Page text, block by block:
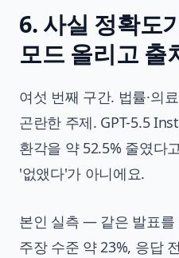
6. 사실 정확도
모드 올리고 출
여섯 번째 구간. 법률·의
곤란한 주제. GPT-5.5
환각을 약 52.5% 줄였다
'없앴다'가 아니에요.
본인 실측 — 같은 발표를
주장 수준 약 23%, 응답